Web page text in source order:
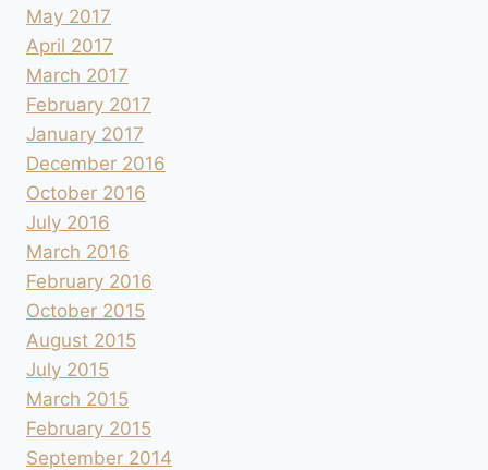
May 2017
April 2017
March 2017
February 2017
January 2017
December 2016
October 2016
July 2016
March 2016
February 2016
October 2015
August 2015
July 2015
March 2015
February 2015
September 2014